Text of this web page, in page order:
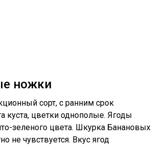
ножки
сорт, с ранним срок
куста, цветки однополые. Ягоды
зеленого цвета. Шкурка Банановых
не чувствуется. Вкус ягод